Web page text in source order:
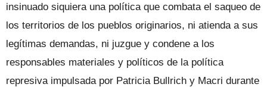
insinuado siquiera una política que combata el saqueo de
los territorios de los pueblos originarios, ni atienda a sus
legítimas demandas, ni juzgue y condene a los
responsables materiales y políticos de la política
represiva impulsada por Patricia Bullrich y Macri durante